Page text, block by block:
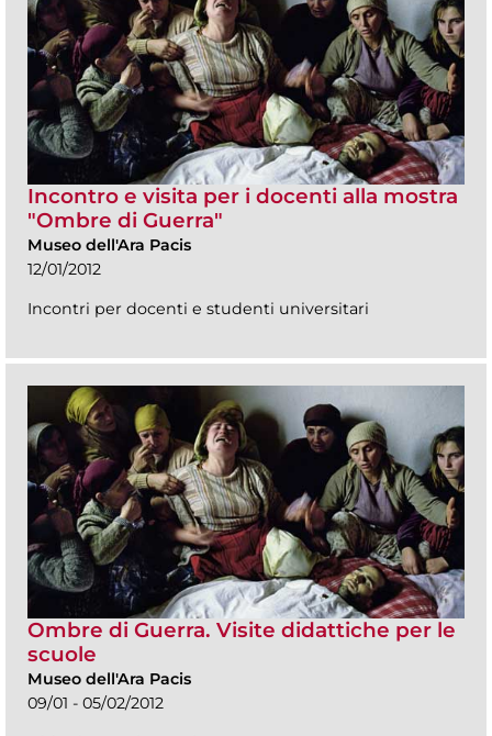
Incontro e visita per i docenti alla mostra
"Ombre di Guerra"
Museo dell'Ara Pacis
12/01/2012
Incontri per docenti e studenti universitari
Ombre di Guerra. Visite didattiche per le
scuole
Museo dell'Ara Pacis
09/01 - 05/02/2012